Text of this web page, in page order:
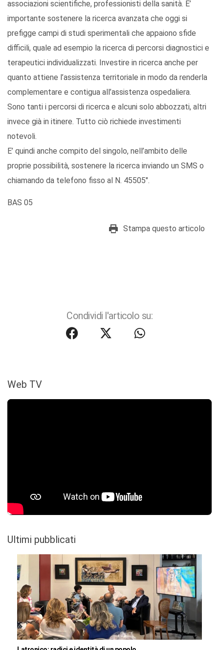
associazioni scientifiche, professionisti della sanità. E’
importante sostenere la ricerca avanzata che oggi si
prefigge campi di studi sperimentali che appaiono sfide
difficili, quale ad esempio la ricerca di percorsi diagnostici e
terapeutici individualizzati. Investire in ricerca anche per
quanto attiene l’assistenza territoriale in modo da renderla
complementare e contigua all’assistenza ospedaliera.
Sono tanti i percorsi di ricerca e alcuni solo abbozzati, altri
invece già in itinere. Tutto ciò richiede investimenti
notevoli.
E’ quindi anche compito del singolo, nell’ambito delle
proprie possibilità, sostenere la ricerca inviando un SMS o
chiamando da telefono fisso al N. 45505".
BAS 05
Stampa questo articolo
Condividi l'articolo su:
Web TV
Ultimi pubblicati